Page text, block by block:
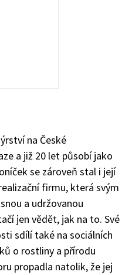
na České
a již 20 let působí jako
se zároveň stal i její
firmu, která svým
a udržovanou
jen vědět, jak na to. Své
sdílí také na sociálních
o rostliny a přírodu
propadla natolik, že jej